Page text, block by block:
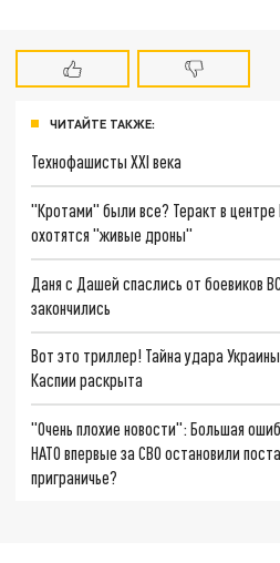
ЧИТАЙТЕ ТАКЖЕ:
Технофашисты XXI века
"Кротами" были все? Теракт в
охотятся "живые дроны"
Даня с Дашей спаслись от боевиков
закончились
Вот это триллер! Тайна удара
Каспии раскрыта
"Очень плохие новости": Большая
НАТО впервые за СВО остановили
приграничье?